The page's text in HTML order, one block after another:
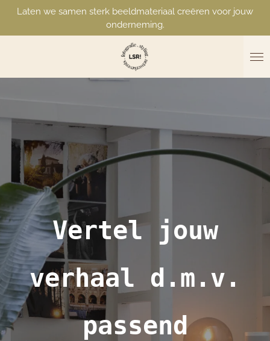
naar
Laten we samen sterk beeldmateriaal creëren voor jouw
onderneming.
Vertel jouw
verhaal d.m.v.
passend